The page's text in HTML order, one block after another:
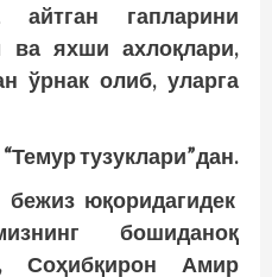
айтган гапларини
ва яхши ахлоқлари,
ўрнак олиб, уларга
“Темур тузуклари”дан.
юқоридагидек
бошиданоқ
Соҳибқирон Амир